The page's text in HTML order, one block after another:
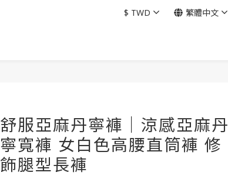
$ TWD 繁體中文
舒服亞麻丹寧褲｜涼感亞麻丹
寧寬褲 女白色高腰直筒褲 修
飾腿型長褲